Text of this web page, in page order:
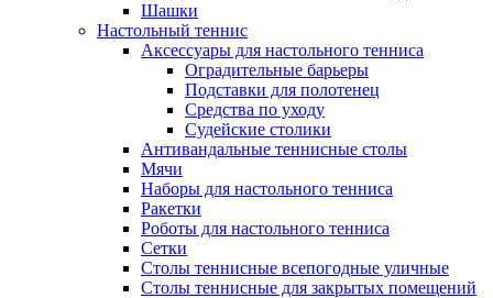
Шашки
Настольный теннис
Аксессуары для настольного тенниса
Оградительные барьеры
Подставки для полотенец
Средства по уходу
Судейские столики
Антивандальные теннисные столы
Мячи
Наборы для настольного тенниса
Ракетки
Роботы для настольного тенниса
Сетки
Столы теннисные всепогодные уличные
Столы теннисные для закрытых помещений